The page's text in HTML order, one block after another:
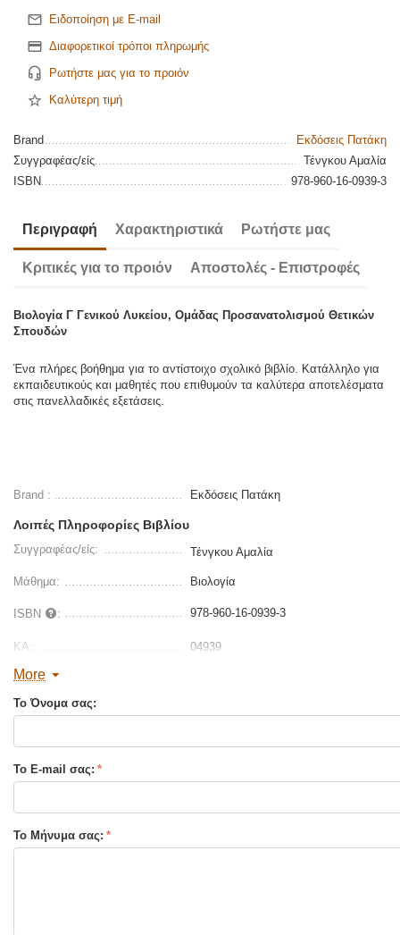
Ειδοποίηση με E-mail
Διαφορετικοί τρόποι πληρωμής
Ρωτήστε μας για το προιόν
Καλύτερη τιμή
Brand
Εκδόσεις Πατάκη
Συγγραφέας/είς
Τένγκου Αμαλία
ISBN
978-960-16-0939-3
Περιγραφή Χαρακτηριστικά Ρωτήστε μας
Κριτικές για το προιόν Αποστολές - Επιστροφές
Βιολογία Γ Γενικού Λυκείου, Ομάδας Προσανατολισμού Θετικών
Σπουδών
Ένα πλήρες βοήθημα για το αντίστοιχο σχολικό βιβλίο. Κατάλληλο για
εκπαιδευτικούς και μαθητές που επιθυμούν τα καλύτερα αποτελέσματα
στις πανελλαδικές εξετάσεις.
Brand : Εκδόσεις Πατάκη
Λοιπές Πληροφορίες Βιβλίου
Συγγραφέας/είς: Τένγκου Αμαλία
Μάθημα: Βιολογία
ISBN : 978-960-16-0939-3
ΚΑ: 04939
Διαστάσεις:
Σελίδες :
More
Το Όνομα σας:
Το E-mail σας:
Το Μήνυμα σας: